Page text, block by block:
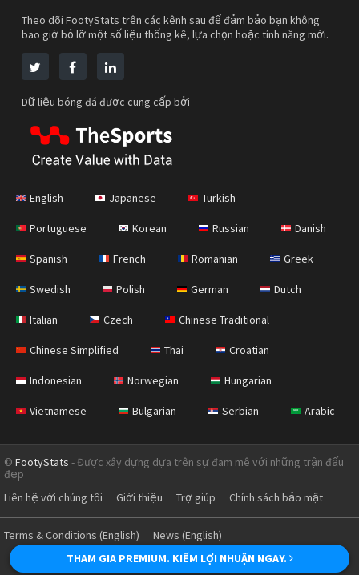
Theo dõi FootyStats trên các kênh sau để đảm bảo bạn không
bao giờ bỏ lỡ một số liệu thống kê, lựa chọn hoặc tính năng mới.
Dữ liệu bóng đá được cung cấp bởi
English Japanese Turkish
Portuguese Korean Russian Danish
Spanish French Romanian Greek
Swedish Polish German Dutch
Italian Czech Chinese Traditional
Chinese Simplified Thai Croatian
Indonesian Norwegian Hungarian
Vietnamese Bulgarian Serbian Arabic
© FootyStats - Được xây dựng dựa trên sự đam mê với những trận đấu
đẹp
Liên hệ với chúng tôi
Giới thiệu Trợ giúp Chính sách bảo mật
Terms & Conditions (English)
News (English)
THAM GIA PREMIUM. KIẾM LỢI NHUẬN NGAY.